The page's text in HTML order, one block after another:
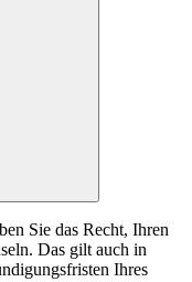
Sie das Recht, Ihren
Das gilt auch in
Ihres